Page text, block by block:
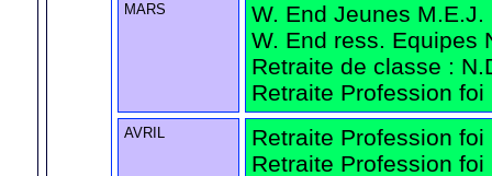
MARS
W. End Jeunes M.E.J.
W. End ress. Equipes
Retraite de classe :
Retraite Profession
AVRIL
Retraite Profession foi
Retraite Profession